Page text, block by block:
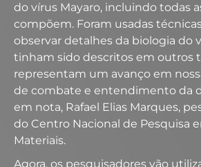
do vírus Mayaro, incluindo todas
compõem. Foram usadas
observar detalhes da biologia do
tinham sido descritos em outros
representam um avanço em
de combate e entendimento da
em nota, Rafael Elias Marques,
do Centro Nacional de Pesquisa
Materiais.
Agora, os pesquisadores vão